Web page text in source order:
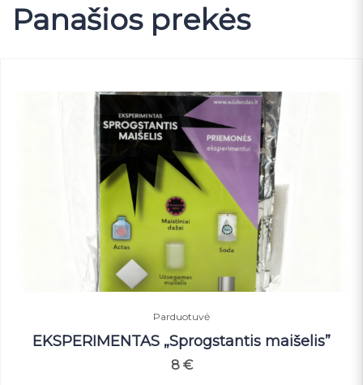
Panašios prekės
Parduotuvė
EKSPERIMENTAS „Sprogstantis maišelis”
8 €